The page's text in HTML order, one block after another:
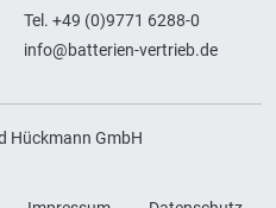
Tel. +49 (0)9771 6288-0
info@batterien-vertrieb.de
Hückmann GmbH